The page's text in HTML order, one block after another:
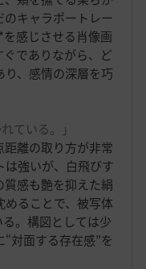
キャラポートレー
感じさせる肖像画
でありながら、ど
り、感情の深層を巧
ている。」
離の取り方が非常
は強いが、白飛びす
感も艶を抑えた絹
ることで、被写体
。構図としては少
対面する存在感”を